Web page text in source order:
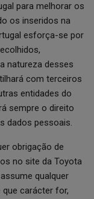
para melhorar os
os inseridos na
esforça-se por
natureza desses
com terceiros
entidades do
sempre o direito
dados pessoais.
obrigação de
no site da Toyota
qualquer
carácter for,